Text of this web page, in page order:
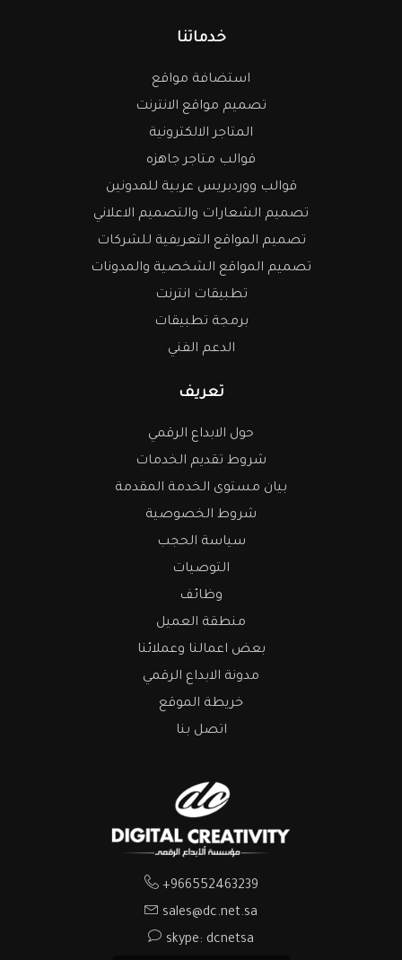
خدماتنا
استضافة مواقع
تصميم مواقع الانترنت
المتاجر الالكترونية
قوالب متاجر جاهزه
قوالب ووردبريس عربية للمدونين
تصميم الشعارات والتصميم الاعلاني
تصميم المواقع التعريفية للشركات
تصميم المواقع الشخصية والمدونات
تطبيقات انترنت
برمجة تطبيقات
الدعم الفني
تعريف
حول الابداع الرقمي
شروط تقديم الخدمات
بيان مستوى الخدمة المقدمة
شروط الخصوصية
سياسة الحجب
التوصيات
وظائف
منطقة العميل
بعض اعمالنا وعملائنا
مدونة الابداع الرقمي
خريطة الموقع
اتصل بنا
+966552463239
sales@dc.net.sa
skype: dcnetsa